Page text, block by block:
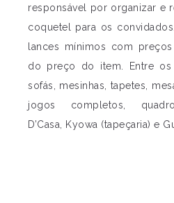
responsável por organizar e
coquetel para os
lances mínimos com
do preço do item. Entre os
sofás, mesinhas, tapetes,
jogos completos,
D’Casa, Kyowa (tapeçaria) e